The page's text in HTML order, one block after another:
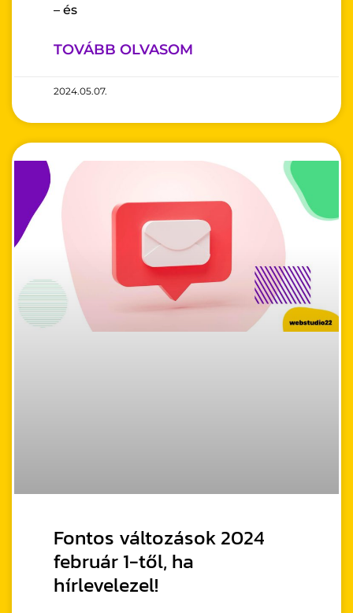
– és
TOVÁBB OLVASOM
2024.05.07.
Fontos változások 2024
február 1-től, ha
hírlevelezel!